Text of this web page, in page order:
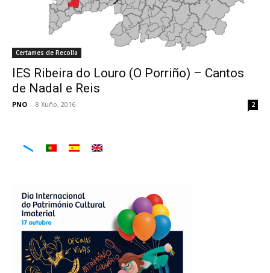
Certames de Recolla
IES Ribeira do Louro (O Porriño) – Cantos
de Nadal e Reis
PNO - 8 Xuño, 2016 2